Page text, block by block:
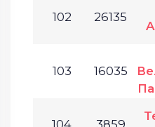
102 26135
103 16035
104 3859